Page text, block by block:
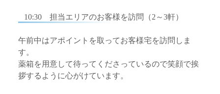
10:30 担当エリアのお客様を訪問（2～3軒）
午前中はアポイントを取ってお客様宅を訪問しま
す。
薬箱を用意して待ってくださっているので笑顔で挨
拶するように心がけています。